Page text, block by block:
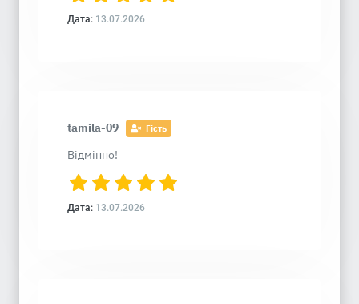
Дата: 13.07.2026
tamila-09 Гість
Відмінно!
Дата: 13.07.2026